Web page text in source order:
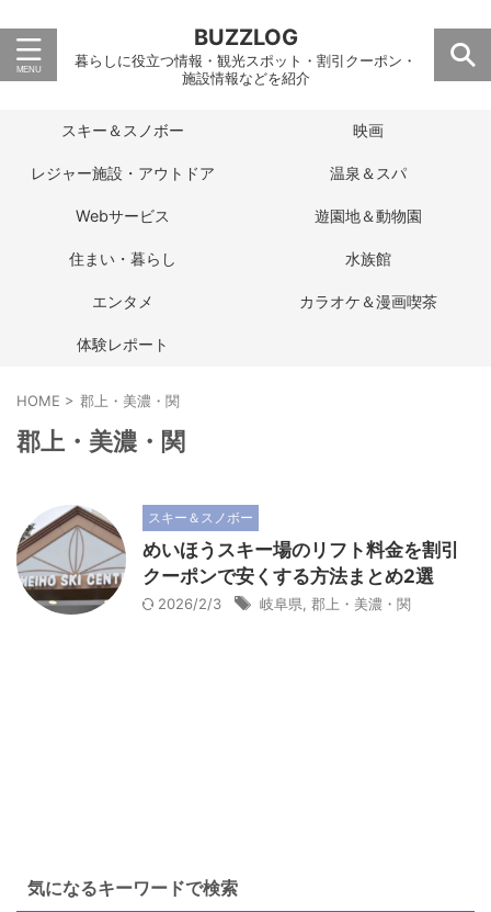
BUZZLOG
暮らしに役立つ情報・観光スポット・割引クーポン・
施設情報などを紹介
スキー＆スノボー 映画
レジャー施設・アウトドア 温泉＆スパ
Webサービス 遊園地＆動物園
住まい・暮らし 水族館
エンタメ カラオケ＆漫画喫茶
体験レポート
HOME > 郡上・美濃・関
郡上・美濃・関
スキー＆スノボー
めいほうスキー場のリフト料金を割引
クーポンで安くする方法まとめ2選
2026/2/3 岐阜県 郡上・美濃・関
気になるキーワードで検索